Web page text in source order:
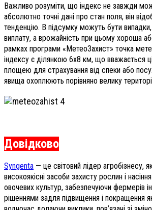
Важливо розуміти, що індекс не завжди
абсолютно точні дані про стан поля, він
тенденцію. В підсумку можуть бути
виплату, а врожайність при цьому хороша
рамках програми «МетеоЗахист» точка
індексу є ділянкою 6х8 км, що вважається
площею для страхування від спеки або
явища охоплюють порівняно велику
Довідково
Syngenta — це світовий лідер агробізнесу,
високоякісні засоби захисту рослин і
овочевих культур, забезпечуючи фермерів
рішеннями задля підвищення і покращення